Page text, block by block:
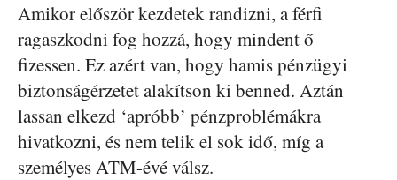
Amikor először kezdetek randizni, a férfi
ragaszkodni fog hozzá, hogy mindent ő
fizessen. Ez azért van, hogy hamis pénzügyi
biztonságérzetet alakítson ki benned. Aztán
lassan elkezd ‘apróbb’ pénzproblémákra
hivatkozni, és nem telik el sok idő, míg a
személyes ATM-évé válsz.